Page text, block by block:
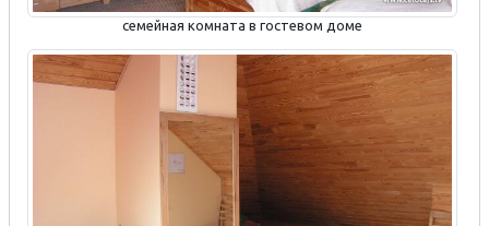
семейная комната в гостевом доме